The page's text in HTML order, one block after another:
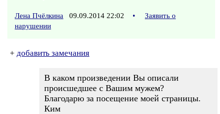
Лена Пчёлкина 09.09.2014 22:02 •
Заявить о
нарушении
+ добавить замечания
В каком произведении Вы описали
происшедшее с Вашим мужем?
Благодарю за посещение моей страницы.
Ким